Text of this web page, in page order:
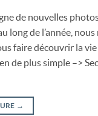
de nouvelles
long de l’année,
faire découvrir la
de plus simple –>
→